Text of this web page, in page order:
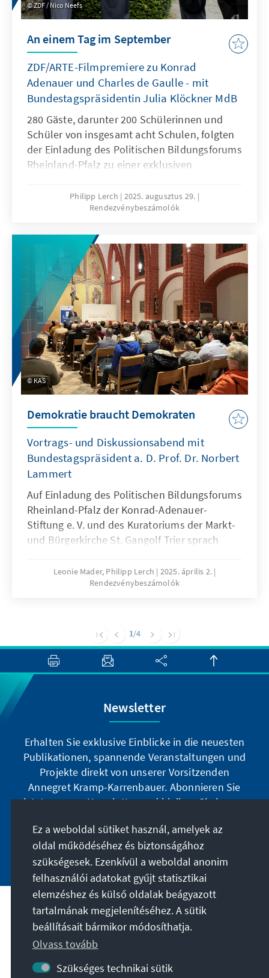
ZDF / Nico Neefs
An einem Tag im September
ZDF/ARTE-Filmpremiere zu Konrad
Adenauer und Charles de Gaulle - mit
Bundestagspräsidentin Julia Klöckner MdB
280 Gäste, darunter 200 Schülerinnen und
Schüler von insgesamt acht Schulen, folgten
der Einladung des Politischen Bildungsforums
Rheinland-Pfalz zu einer exklusiven
Fernsehfilms „An einem Tag im September“
unter der Schirmherrschaft von
Philipp Lerch
2025. augusztus 29.
Rendezvénybeszámolók
KAS
Demokratie braucht Demokraten
Vortrags- und Diskussionsabend mit
Bundestagspräsident a. D. Prof. Dr. Norbert
Lammert
Auf Einladung des Politischen Bildungsforums
Rheinland-Pfalz der Konrad-Adenauer-
Stiftung e. V. und des Kuratoriums der Markt-
und Bürgerkirche St. Gangolf Trier sprach
Bundestagspräsident und Vorsitzender der
Konrad-Adenauer-Stiftung e. V., zum Thema
Leonie Mader, Philipp Lerch
2025. április 2.
Rendezvénybeszámolók
1/4
Newsletter
Erhalten Sie exklusive Einblicke in die neuesten
Publikationen, spannende Veranstaltungen und
Projekte direkt von unserer Vorsitzenden
Annegret Kramp-Karrenbauer. Abonnieren Sie
jetzt unseren Newsletter und bleiben Sie immer
Jetzt abonnieren
A célunk
Kapcsolat
Ez a weboldal sütiket használ, amelyek az
oldal működéséhez és biztonságához
szükségesek. Ezenkívül a weboldal anonim
felhasználói adatokat gyűjt statisztikai
elemzéshez és külső oldalak beágyazott
tartalmának megjelenítéséhez. A sütik
beállításait bármikor módosíthatja.
Olvass tovább
Szükséges technikai sütik